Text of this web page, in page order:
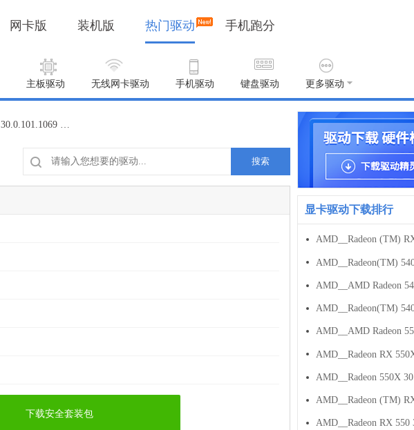
网卡版 装机版 热门驱动 手机跑分
主板驱动 无线网卡驱动 手机驱动 键盘驱动 更多驱动
搜索
下载安全套装包
显卡驱动下载排行